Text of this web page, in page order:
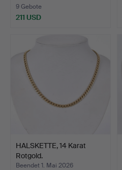
9 Gebote
211 USD
HALSKETTE, 14 Karat
Rotgold.
Beendet 1. Mai 2026